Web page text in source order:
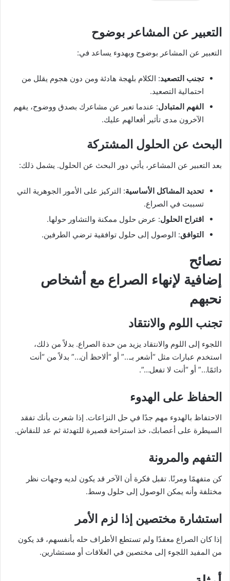
التعبير عن المشاعر بوضوح
التعبير عن المشاعر بوضوح وبهدوء يساعد في:
تجنب التصعيد: الكلام بلهجة هادئة ومن دون هجوم يقلل من
احتمالية التصعيد.
الفهم المتبادل: عندما تعبر عن مشاعرك بصدق ووضوح، يفهم
الآخرون مدى تأثير أفعالهم عليك.
البحث عن الحلول المشتركة
بعد التعبير عن المشاعر، يأتي دور البحث عن الحلول. يشمل ذلك:
تحديد المشاكل الأساسية: التركيز على الأمور الجوهرية التي
تسببت في الصراع.
اقتراح الحلول: عرض حلول ممكنة والتشاور حولها.
التوافق: الوصول إلى حلول توافقية ترضي الطرفين.
نصائح
إضافية لإنهاء الصراع مع أشخاص
نحبهم
تجنب اللوم والانتقاد
اللجوء إلى اللوم والانتقاد يزيد من حدة الصراع. بدلاً من ذلك،
استخدم عبارات مثل “أشعر بـ…” أو “ألاحظ أن…” بدلاً من “أنت
دائمًا…” أو “أنت لا تفعل…”.
الحفاظ على الهدوء
الاحتفاظ بالهدوء مهم جدًا في حل النزاعات. إذا شعرت بأنك تفقد
السيطرة على أعصابك، خذ استراحة قصيرة للتهدئة ثم عد للنقاش.
التفهم والمرونة
كن متفهمًا ومرنًا. تقبل فكرة أن الآخر قد يكون لديه وجهات نظر
مختلفة وأنه يمكن الوصول إلى حلول وسط.
استشارة مختصين إذا لزم الأمر
إذا كان الصراع معقدًا ولم تستطع الأطراف حله بأنفسهم، قد يكون
من المفيد اللجوء إلى مختصين في العلاقات أو مستشارين.